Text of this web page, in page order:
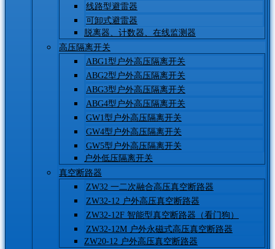
线路型避雷器
可卸式避雷器
脱离器、计数器、在线监测器
高压隔离开关
ABG1型户外高压隔离开关
ABG2型户外高压隔离开关
ABG3型户外高压隔离开关
ABG4型户外高压隔离开关
GW1型户外高压隔离开关
GW4型户外高压隔离开关
GW5型户外高压隔离开关
户外低压隔离开关
真空断路器
ZW32 一二次融合高压真空断路器
ZW32-12 户外高压真空断路器
ZW32-12F 智能型真空断路器（看门狗）
ZW32-12M 户外永磁式高压真空断路器
ZW20-12 户外高压真空断路器